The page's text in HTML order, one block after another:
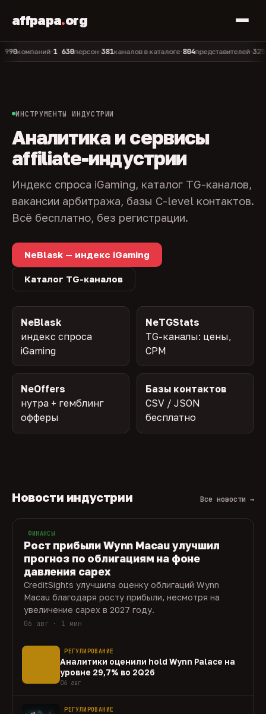
affpapa.org
•1 630персон•381каналов в каталоге•804представителей•325
ИНСТРУМЕНТЫ ИНДУСТРИИ
Аналитика и сервисы
affiliate-индустрии
Индекс спроса iGaming, каталог TG-каналов,
вакансии арбитража, базы C-level контактов.
Всё бесплатно, без регистрации.
NeBlask — индекс iGaming
Каталог TG-каналов
NeBlask
индекс спроса
iGaming
NeTGStats
TG-каналы: цены,
CPM
NeOffers
нутра + гемблинг
офферы
Базы контактов
CSV / JSON
бесплатно
Новости индустрии Все новости →
ФИНАНСЫ
Рост прибыли Wynn Macau улучшил
прогноз по облигациям на фоне
давления capex
CreditSights улучшила оценку облигаций Wynn
Macau благодаря росту прибыли, несмотря на
увеличение capex в 2027 году.
06 авг · 1 мин
РЕГУЛИРОВАНИЕ
Аналитики оценили hold Wynn Palace на
уровне 29,7% во 2Q26
06 авг
РЕГУЛИРОВАНИЕ